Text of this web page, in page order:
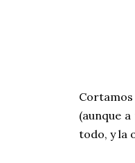
(aunque
todo, y la